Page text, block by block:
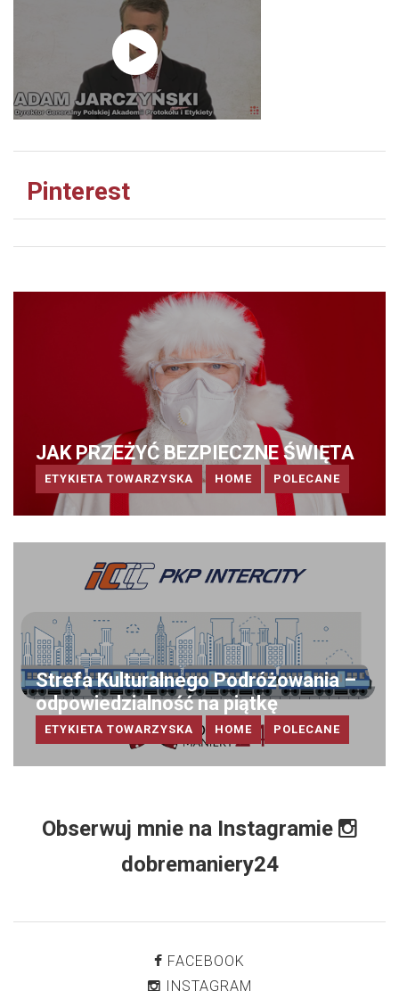
Pinterest
JAK PRZEŻYĆ BEZPIECZNE ŚWIĘTA
ETYKIETA TOWARZYSKA HOME POLECANE
Strefa Kulturalnego Podróżowania –
odpowiedzialność na piątkę
ETYKIETA TOWARZYSKA HOME POLECANE
Obserwuj mnie na Instagramie
dobremaniery24
FACEBOOK
INSTAGRAM